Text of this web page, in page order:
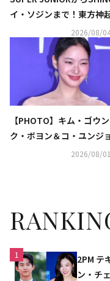
イ・ソジンまで！東方神
ホの初ソロコンサートに
能人が集結
2026/08/
【PHOTO】キム・ゴウ
ク・ボヨン＆コ・ユンジ
「第5回青龍シリーズアワ
2026/08/
1
2PM テ
ン・チ